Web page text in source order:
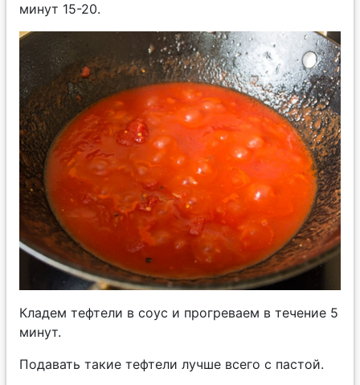
минут 15-20.
Кладем тефтели в соус и прогреваем в течение 5
минут.
Подавать такие тефтели лучше всего с пастой.